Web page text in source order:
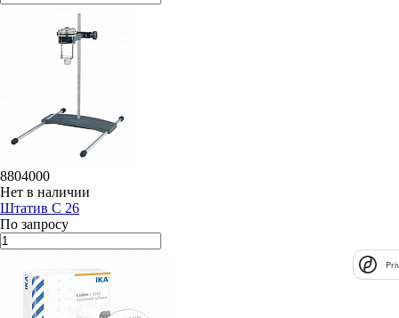
8804000
Нет в наличии
Штатив C 26
По запросу